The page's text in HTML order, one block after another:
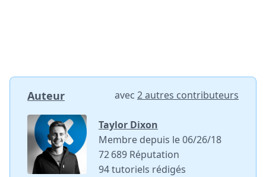
Auteur avec 2 autres contributeurs
Taylor Dixon
Membre depuis le 06/26/18
72 689 Réputation
94 tutoriels rédigés